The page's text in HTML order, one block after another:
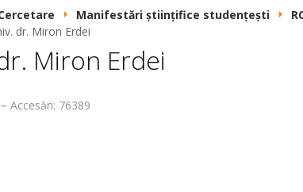
Manifestări științifice studențești
dr. Miron Erdei
Miron Erdei
Accesări: 76389